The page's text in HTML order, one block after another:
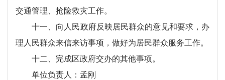
交通管理、抢险救灾工作。
十一、向人民政府反映居民群众的意见和要求，办
理人民群众来信来访事项，做好为居民群众服务工作。
十二、完成区政府交办的其他事项。
单位负责人：孟刚